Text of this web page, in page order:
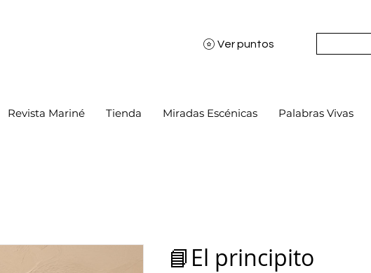
Ver puntos
Revista Mariné Tienda Miradas Escénicas Palabras Vivas
📘El principito